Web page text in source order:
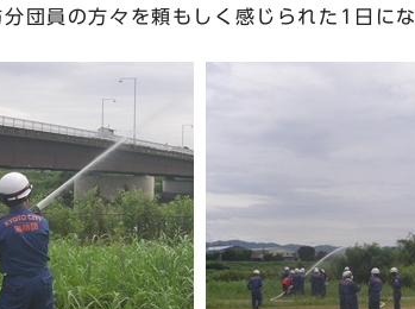
団員の方々を頼もしく感じられた1日にな